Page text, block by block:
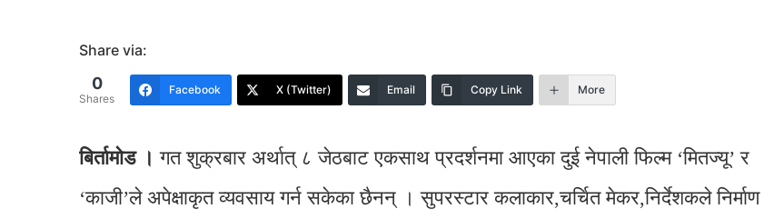
Share via:
0
Shares
Facebook X (Twitter) Email Copy Link More
बिर्तामाेड ।गत शुक्रबार अर्थात् ८ जेठबाट एकसाथ प्रदर्शनमा आएका दुई नेपाली फिल्म ‘मितज्यू’ र
‘काजी’ले अपेक्षाकृत व्यवसाय गर्न सकेका छैनन् । सुपरस्टार कलाकार,चर्चित मेकर,निर्देशकले निर्माण